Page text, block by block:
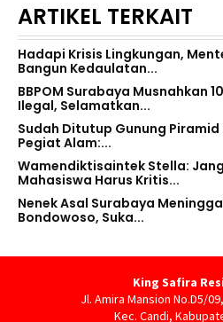
ARTIKEL TERKAIT
Hadapi Krisis Lingkungan,
Bangun Kedaulatan...
BBPOM Surabaya Musnahkan
Ilegal, Selamatkan...
Sudah Ditutup Gunung
Pegiat Alam:...
Wamendiktisaintek Stella:
Mahasiswa Harus Kritis...
Nenek Asal Surabaya
Bondowoso, Suka...
King Safira
Jl. Amira Mansion No.D5/
Kec. Candi,